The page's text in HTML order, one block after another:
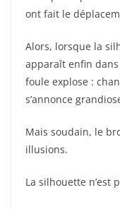
ont fait le
Alors, lorsque la
apparaît enfin
foule explose :
s’annonce
Mais soudain, le
illusions.
La silhouette n’est